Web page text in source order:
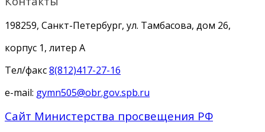
198259, Санкт-Петербург, ул. Тамбасова, дом 26,
корпус 1, литер А
Тел/факс8(812)417-27-16
e-mail: gymn505@obr.gov.spb.ru
Сайт Министерства просвещения РФ